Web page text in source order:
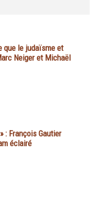
que le judaïsme et
Neiger et Michaël
: François Gautier
éclairé